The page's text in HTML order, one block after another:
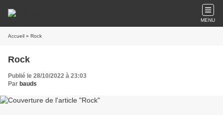
MENU
Accueil » Rock
Rock
Publié le 28/10/2022 à 23:03
Par bauds